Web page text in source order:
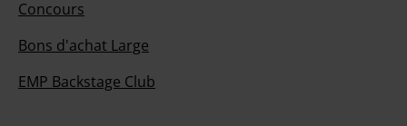
Concours
Bons d'achat Large
EMP Backstage Club